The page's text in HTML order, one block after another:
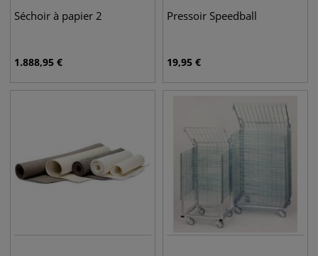
Séchoir à papier 2
1.888,95 €
Pressoir Speedball
19,95 €